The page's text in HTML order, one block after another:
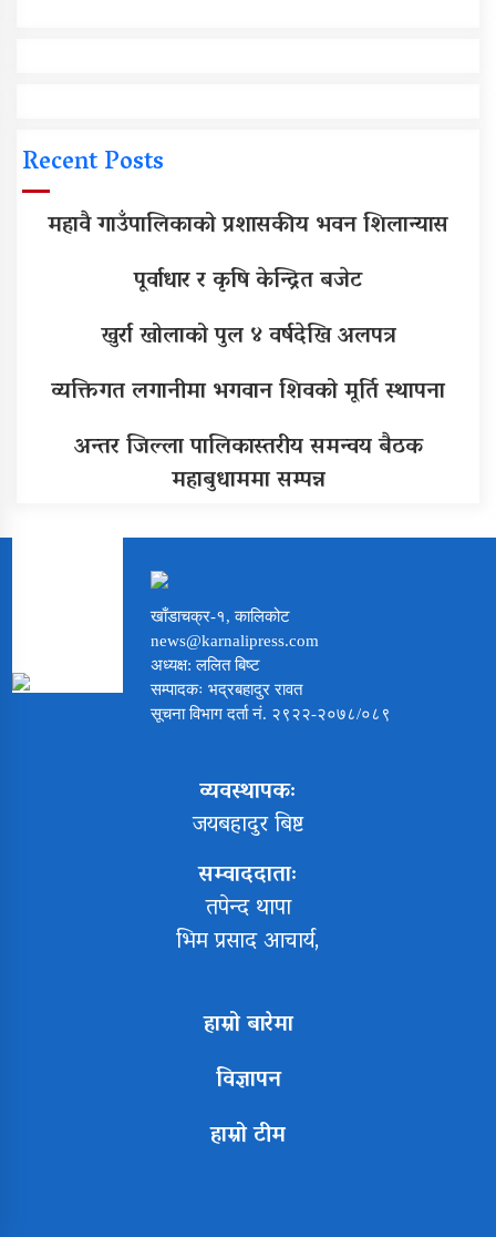
Recent Posts
महावै गाउँपालिकाको प्रशासकीय भवन शिलान्यास
पूर्वाधार र कृषि केन्द्रित बजेट
खुर्रा खोलाको पुल ४ वर्षदेखि अलपत्र
व्यक्तिगत लगानीमा भगवान शिवको मूर्ति स्थापना
अन्तर जिल्ला पालिकास्तरीय समन्वय बैठक
महाबुधाममा सम्पन्न
खाँडाचक्र-१, कालिकोट
news@karnalipress.com
अध्यक्ष: ललित बिष्ट
सम्पादकः भद्रबहादुर रावत
सूचना विभाग दर्ता नं. २९२२-२०७८/०८९
व्यवस्थापकः
जयबहादुर बिष्ट
सम्वाददाताः
तपेन्द थापा
भिम प्रसाद आचार्य,
हाम्रो बारेमा
विज्ञापन
हाम्रो टीम